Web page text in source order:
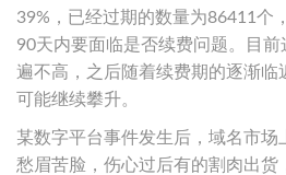
39%，已经过期的数量为86411个
90天内要面临是否续费问题。目
遍不高，之后随着续费期的逐渐临
可能继续攀升。
某数字平台事件发生后，域名市场
愁眉苦脸，伤心过后有的割肉出货